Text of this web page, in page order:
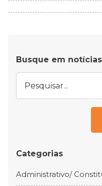
Busque em notícias
Categorias
Administrativo/